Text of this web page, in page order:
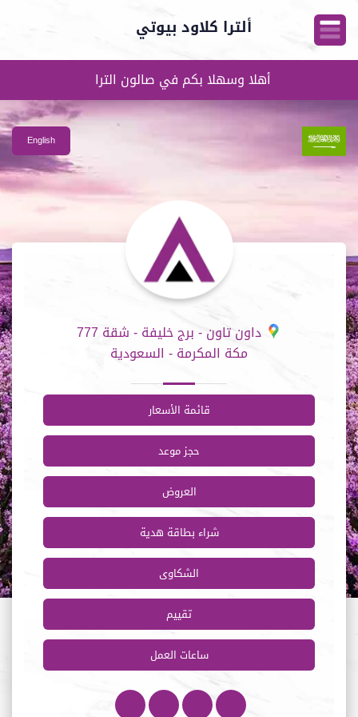
أهلا وسهلا بكم في صالون الترا
ألترا كلاود بيوتي
English
داون تاون - برج خليفة - شقة 777
مكة المكرمة - السعودية
قائمة الأسعار
حجز موعد
العروض
شراء بطاقة هدية
الشكاوى
تقييم
ساعات العمل